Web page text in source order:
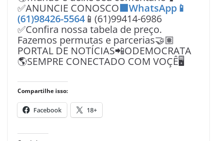
✅ANUNCIE CONOSCO🟩WhatsApp📱
(61)98426-5564 📱(61)99414-6986
✅Confira nossa tabela de preço.
Fazemos permutas e parcerias🤝🏽
PORTAL DE NOTÍCIAS📲ODEMOCRATA
🌎SEMPRE CONECTADO COM VOÇÊ🖥️
Compartilhe isso:
Facebook 18+